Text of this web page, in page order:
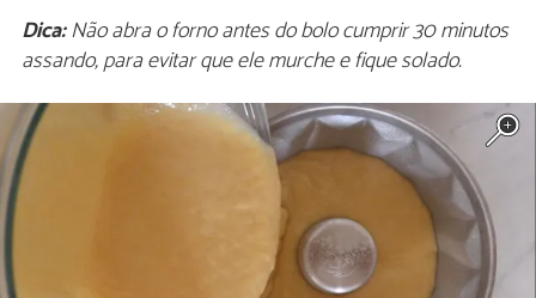
Dica:Não abra o forno antes do bolo cumprir 30 minutos
assando, para evitar que ele murche e fique solado.